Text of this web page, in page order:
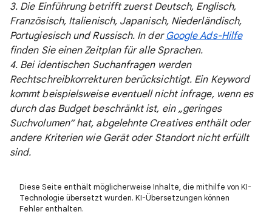
3. Die Einführung betrifft zuerst Deutsch, Englisch,
Französisch, Italienisch, Japanisch, Niederländisch,
Portugiesisch und Russisch. In der Google Ads-Hilfe
finden Sie einen Zeitplan für alle Sprachen.
4. Bei identischen Suchanfragen werden
Rechtschreibkorrekturen berücksichtigt. Ein Keyword
kommt beispielsweise eventuell nicht infrage, wenn es
durch das Budget beschränkt ist, ein „geringes
Suchvolumen“ hat, abgelehnte Creatives enthält oder
andere Kriterien wie Gerät oder Standort nicht erfüllt
sind.
Diese Seite enthält möglicherweise Inhalte, die mithilfe von KI-
Technologie übersetzt wurden. KI-Übersetzungen können
Fehler enthalten.